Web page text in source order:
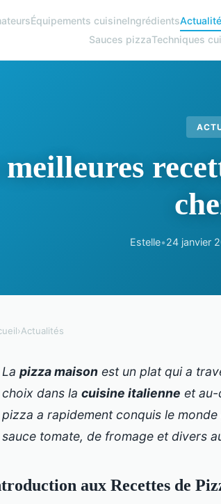
Équipements cuisineIngrédients
Sauces pizzaTechniques
Estelle•24 janvier
›Actualités
La pizza maison est un plat qui a
choix dans la cuisine italienne et au-
pizza a rapidement conquis le
sauce tomate, de fromage et divers
aux Recettes de